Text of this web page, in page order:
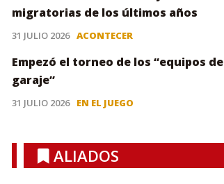
migratorias de los últimos años
31 JULIO 2026 ACONTECER
Empezó el torneo de los “equipos de
garaje”
31 JULIO 2026 EN EL JUEGO
ALIADOS